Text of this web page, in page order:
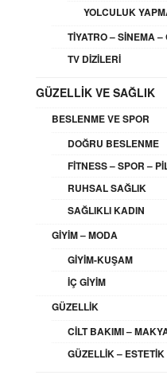
YOLCULUK
TIYATRO – SINEMA –
TV DIZILERI
GÜZELLIK VE SAĞLIK
BESLENME VE SPOR
DOĞRU BESLENME
FITNESS – SPOR –
RUHSAL SAĞLIK
SAĞLIKLI KADIN
GIYIM – MODA
GIYIM-KUŞAM
İÇ GIYIM
GÜZELLIK
CILT BAKIMI –
GÜZELLIK – ESTETIK